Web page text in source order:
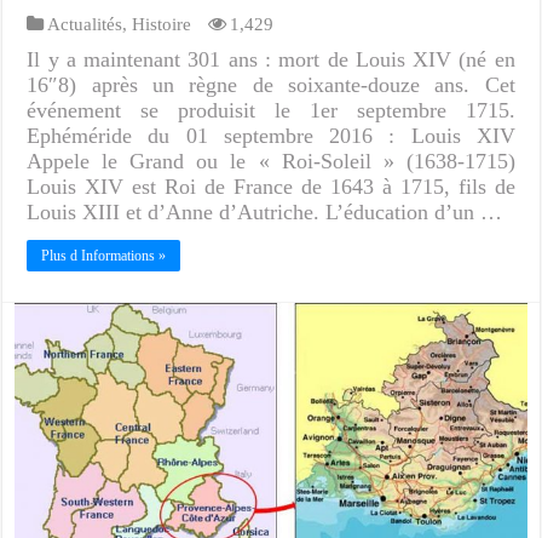
Actualités,Histoire 1,429
Il y a maintenant 301 ans : mort de Louis XIV (né en
16″8) après un règne de soixante-douze ans. Cet
événement se produisit le 1er septembre 1715.
Ephéméride du 01 septembre 2016 : Louis XIV
Appele le Grand ou le « Roi-Soleil » (1638-1715)
Louis XIV est Roi de France de 1643 à 1715, fils de
Louis XIII et d’Anne d’Autriche. L’éducation d’un …
Plus d Informations »